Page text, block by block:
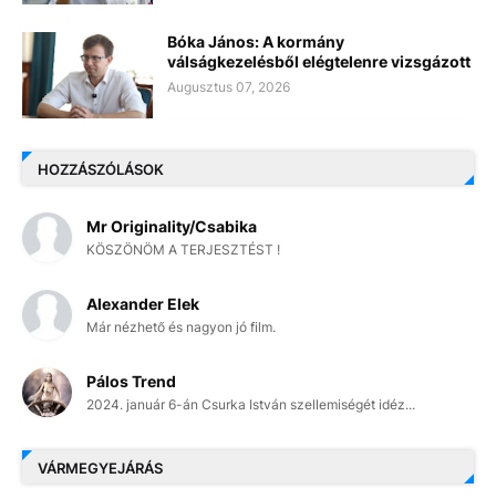
Bóka János: A kormány
válságkezelésből elégtelenre vizsgázott
Augusztus 07, 2026
HOZZÁSZÓLÁSOK
Mr Originality/Csabika
KÖSZÖNÖM A TERJESZTÉST !
Alexander Elek
Már nézhető és nagyon jó film.
Pálos Trend
2024. január 6-án Csurka István szellemiségét idéz...
VÁRMEGYEJÁRÁS